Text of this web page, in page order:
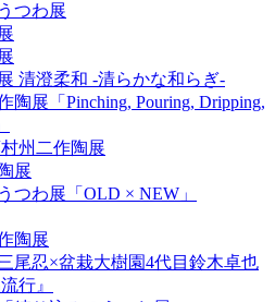
つわ展
清澄柔和 -清らかな和らぎ-
陶展「Pinching, Pouring, Dripping,
州二作陶展
展
つわ展「OLD × NEW」
陶展
尾忍×盆栽大樹園4代目鈴木卓也
行』